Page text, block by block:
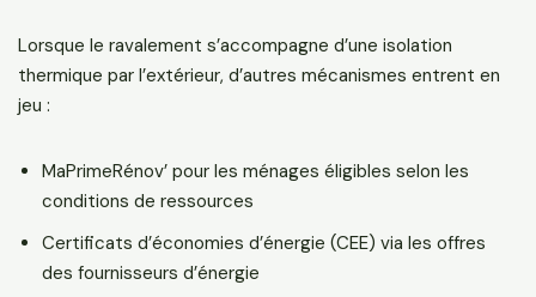
Lorsque le ravalement s’accompagne d’une isolation
thermique par l’extérieur, d’autres mécanismes entrent en
jeu :
MaPrimeRénov’ pour les ménages éligibles selon les
conditions de ressources
Certificats d’économies d’énergie (CEE) via les offres
des fournisseurs d’énergie